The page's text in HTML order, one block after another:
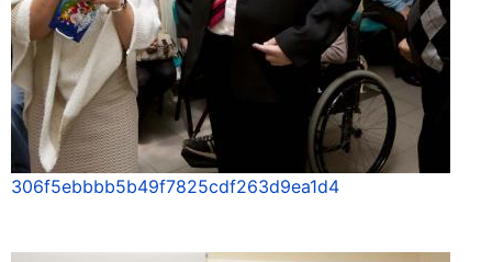
306f5ebbbb5b49f7825cdf263d9ea1d4